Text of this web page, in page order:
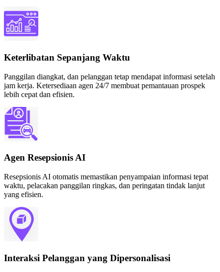
Keterlibatan Sepanjang Waktu
Panggilan diangkat, dan pelanggan tetap mendapat informasi setelah
jam kerja. Ketersediaan agen 24/7 membuat pemantauan prospek
lebih cepat dan efisien.
Agen Resepsionis AI
Resepsionis AI otomatis memastikan penyampaian informasi tepat
waktu, pelacakan panggilan ringkas, dan peringatan tindak lanjut
yang efisien.
Interaksi Pelanggan yang Dipersonalisasi